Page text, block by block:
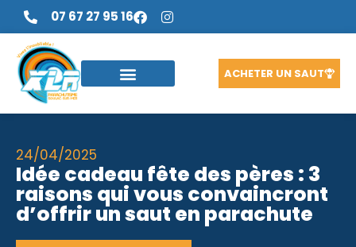
07 67 27 95 16
ACHETER UN SAUT
24/04/2025
Idée cadeau fête des pères : 3
raisons qui vous convaincront
d’offrir un saut en parachute